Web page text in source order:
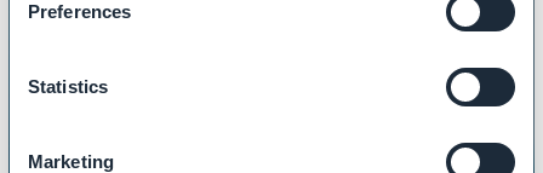
Preferences
Statistics
Marketing
Comment personnaliser votre page